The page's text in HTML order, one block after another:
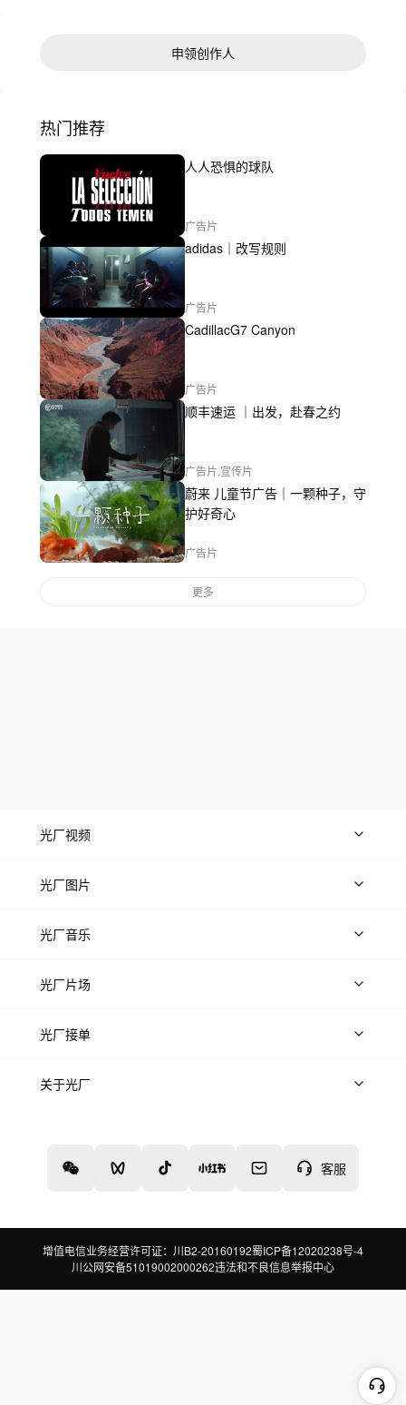
申领创作人
热门推荐
人人恐惧的球队
广告片
adidas｜改写规则
广告片
CadillacG7 Canyon
广告片
顺丰速运 ｜出发，赴春之约
广告片,宣传片
蔚来 儿童节广告｜一颗种子，守
护好奇心
广告片
更多
客服
光厂视频
上传视频
光厂图片
上传图片
光厂音乐
热门音乐
光厂片场
上传案例
光厂接单
上架服务
关于光厂
增值电信业务经营许可证：川B2-20160192蜀ICP备12020238号-4
川公网安备51019002000262违法和不良信息举报中心